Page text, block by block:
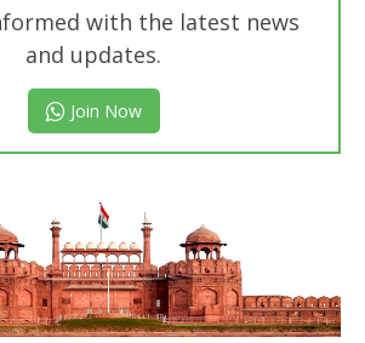
with the latest news
and updates.
Join Now